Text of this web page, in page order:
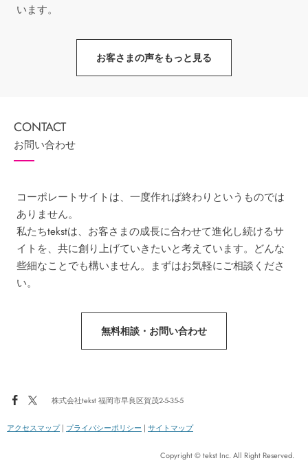
います。
お客さまの声をもっと見る
お問い合わせ
コーポレートサイトは、一度作れば終わりというものでは
ありません。
私たちtekstは、お客さまの成長に合わせて進化し続けるサ
イトを、共に創り上げていきたいと考えています。どんな
些細なことでも構いません。まずはお気軽にご相談くださ
い。
無料相談・お問い合わせ
株式会社tekst 福岡市早良区賀茂2-5-35-5
アクセスマップ| プライバシーポリシー | サイトマップ
Copyright © tekst Inc. All Right Reserved.